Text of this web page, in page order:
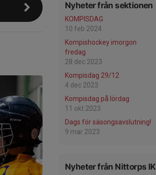
Nyheter från sektionen
KOMPISDAG
10 feb 2024
Kompishockey imorgon
fredag
28 dec 2023
Kompisdag 29/12
4 dec 2023
Kompisdag på lördag
11 okt 2023
Dags för säsongsavslutning!
9 mar 2023
Nyheter från Nittorps IK